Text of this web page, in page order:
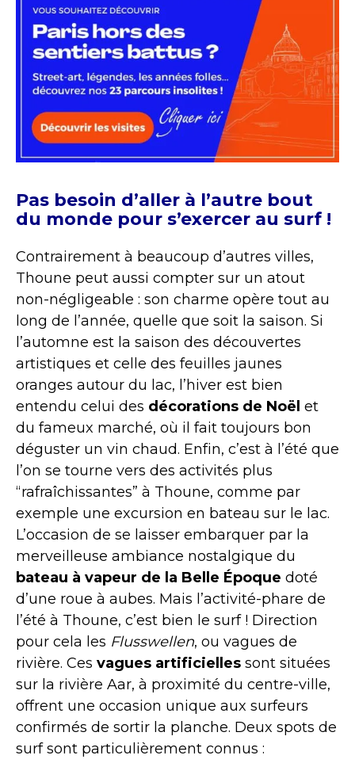
Pas besoin d’aller à l’autre bout
du monde pour s’exercer au surf !
Contrairement à beaucoup d’autres villes,
Thoune peut aussi compter sur un atout
non-négligeable : son charme opère tout au
long de l’année, quelle que soit la saison. Si
l’automne est la saison des découvertes
artistiques et celle des feuilles jaunes
oranges autour du lac, l’hiver est bien
entendu celui des décorations de Noël et
du fameux marché, où il fait toujours bon
déguster un vin chaud. Enfin, c’est à l’été que
l’on se tourne vers des activités plus
“rafraîchissantes” à Thoune, comme par
exemple une excursion en bateau sur le lac.
L’occasion de se laisser embarquer par la
merveilleuse ambiance nostalgique du
bateau à vapeur de la Belle Époque doté
d’une roue à aubes. Mais l’activité-phare de
l’été à Thoune, c’est bien le surf ! Direction
pour cela les Flusswellen, ou vagues de
rivière. Ces vagues artificielles sont situées
sur la rivière Aar, à proximité du centre-ville,
offrent une occasion unique aux surfeurs
confirmés de sortir la planche. Deux spots de
surf sont particulièrement connus :